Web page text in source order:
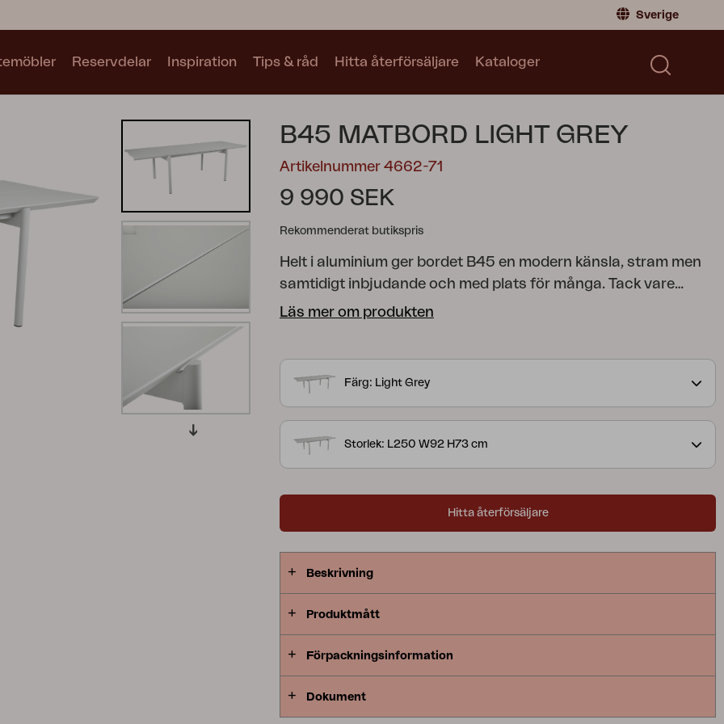
Sverige
Privatperson
Global| Global
Kollektioner
Se alla kollektioner
Blixt Trolly
Grower Greens
Kataloger
Reservdelar Inspiration Tips & råd Hitta återförsäljare Kataloger
B45 MATBORD LIGHT GREY
Artikelnummer 4662-71
9 990 SEK
Rekommenderat butikspris
Helt i aluminium ger bordet B45 en modern känsla, stram men
samtidigt inbjudande och med plats för många. Tack vare
ljudabsorberande färg på bordets undersida dämpas klirret
45-gradig vinkel, en detalj som ögat gärna fastnar vid. Finns i
Läs mer om produkten
Färg: Light Grey
Storlek: L250 W92 H73 cm
Hitta återförsäljare
Beskrivning
Produktmått
Förpackningsinformation
Dokument